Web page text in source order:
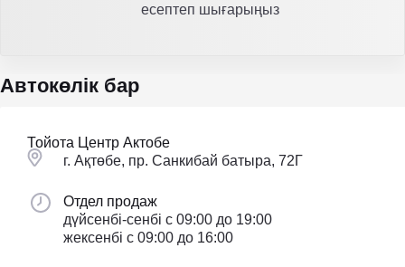
есептеп шығарыңыз
Автокөлік бар
Тойота Центр Актобе
г. Ақтөбе, пр. Санкибай батыра, 72Г
Отдел продаж
дүйсенбі-сенбі с 09:00 до 19:00
жексенбі с 09:00 до 16:00